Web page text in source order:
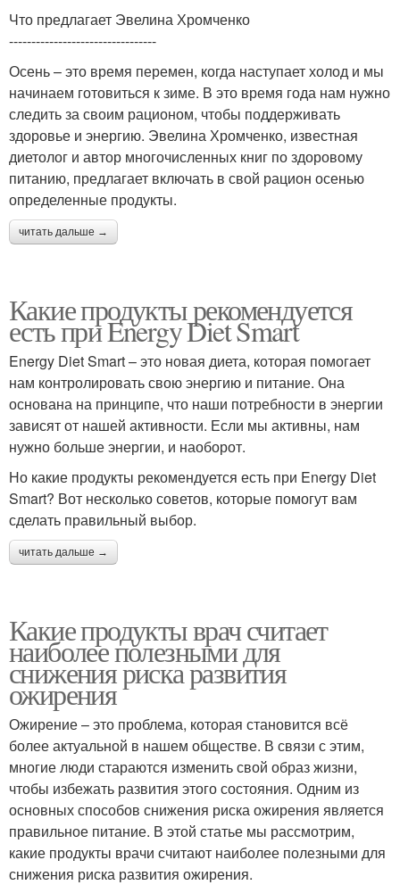
Что предлагает Эвелина Хромченко
---------------------------------
Осень – это время перемен, когда наступает холод и мы
начинаем готовиться к зиме. В это время года нам нужно
следить за своим рационом, чтобы поддерживать
здоровье и энергию. Эвелина Хромченко, известная
диетолог и автор многочисленных книг по здоровому
питанию, предлагает включать в свой рацион осенью
определенные продукты.
читать дальше →
Какие продукты рекомендуется
есть при Energy Diet Smart
Energy Diet Smart – это новая диета, которая помогает
нам контролировать свою энергию и питание. Она
основана на принципе, что наши потребности в энергии
зависят от нашей активности. Если мы активны, нам
нужно больше энергии, и наоборот.
Но какие продукты рекомендуется есть при Energy Diet
Smart? Вот несколько советов, которые помогут вам
сделать правильный выбор.
читать дальше →
Какие продукты врач считает
наиболее полезными для
снижения риска развития
ожирения
Ожирение – это проблема, которая становится всё
более актуальной в нашем обществе. В связи с этим,
многие люди стараются изменить свой образ жизни,
чтобы избежать развития этого состояния. Одним из
основных способов снижения риска ожирения является
правильное питание. В этой статье мы рассмотрим,
какие продукты врачи считают наиболее полезными для
снижения риска развития ожирения.